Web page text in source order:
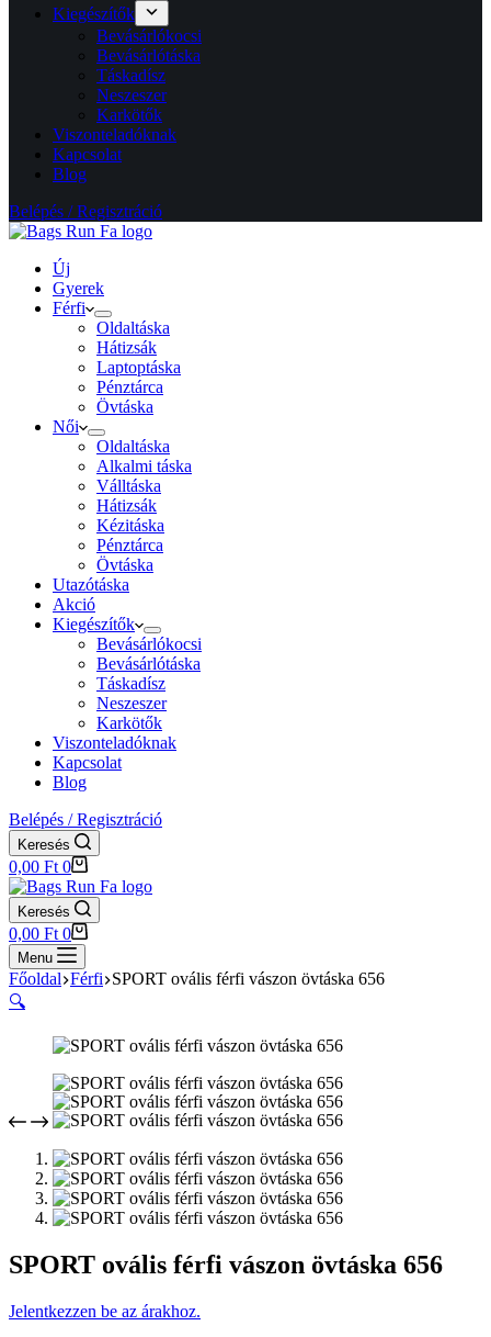
Kiegészítők
Bevásárlókocsi
Bevásárlótáska
Táskadísz
Neszeszer
Karkötők
Viszonteladóknak
Kapcsolat
Blog
Belépés / Regisztráció
Új
Gyerek
Férfi
Oldaltáska
Hátizsák
Laptoptáska
Pénztárca
Övtáska
Női
Oldaltáska
Alkalmi táska
Válltáska
Hátizsák
Kézitáska
Pénztárca
Övtáska
Utazótáska
Akció
Kiegészítők
Bevásárlókocsi
Bevásárlótáska
Táskadísz
Neszeszer
Karkötők
Viszonteladóknak
Kapcsolat
Blog
Belépés / Regisztráció
Keresés
Shopping
cart
0,00 Ft 0
Keresés
Shopping
cart
0,00 Ft 0
Menu
Főoldal Férfi SPORT ovális férfi vászon övtáska 656
🔍
SPORT ovális férfi vászon övtáska 656
Jelentkezzen be az árakhoz.